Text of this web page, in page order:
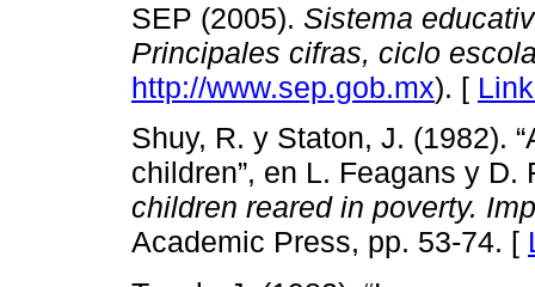
SEP (2005). Sistema
Principales cifras, ciclo
http://www.sep.gob.mx). [
Shuy, R. y Staton, J. (1982).
children”, en L. Feagans y
children reared in poverty.
Academic Press, pp. 53-74. [